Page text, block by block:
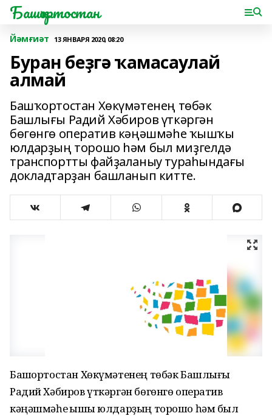
Башҡортостан
Йәмғиәт 13 ЯНВАРЯ 2020, 08:20
Буран беҙгә ҡамасаулай
алмай
Башҡортостан Хөкүмәтенең төбәк
Башлығы Радий Хәбиров үткәргән
бөгөнгө оператив кәңәшмәһе ҡышҡы
юлдарҙың торошо һәм был миҙгелдә
транспортты файҙаланыу тураһындағы
докладтарҙан башланып китте.
Башҡортостан Хөкүмәтенең төбәк Башлығы
Радий Хәбиров үткәргән бөгөнгө оператив
кәңәшмәһе ҡышҡы юлдарҙың торошо һәм был